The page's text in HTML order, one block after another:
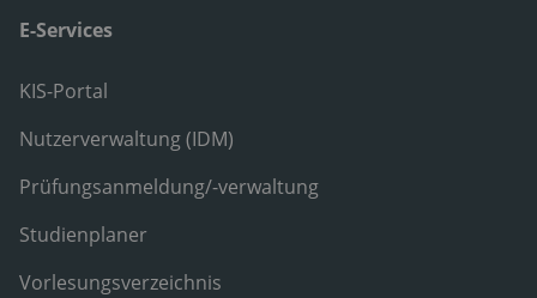
E-Services
KIS-Portal
Nutzerverwaltung (IDM)
Prüfungsanmeldung/-verwaltung
Studienplaner
Vorlesungsverzeichnis